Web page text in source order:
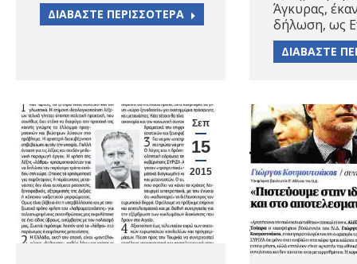
ΔΙΑΒΑΣΤΕ ΠΕΡΙΣΣΟΤΕΡΑ
Άγκυρας,
δήλωση, ως
ΔΙΑΒΑΣΤΕ
Σεπ
15
2015